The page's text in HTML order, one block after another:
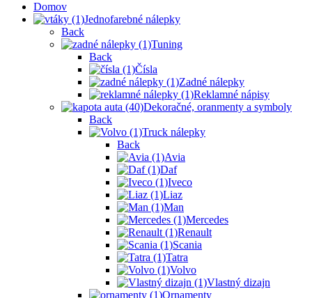
Domov
Jednofarebné nálepky
Back
Tuning
Back
Čísla
Zadné nálepky
Reklamné nápisy
Dekoračné, oranmenty a symboly
Back
Truck nálepky
Back
Avia
Daf
Iveco
Liaz
Man
Mercedes
Renault
Scania
Tatra
Volvo
Vlastný dizajn
Ornamenty